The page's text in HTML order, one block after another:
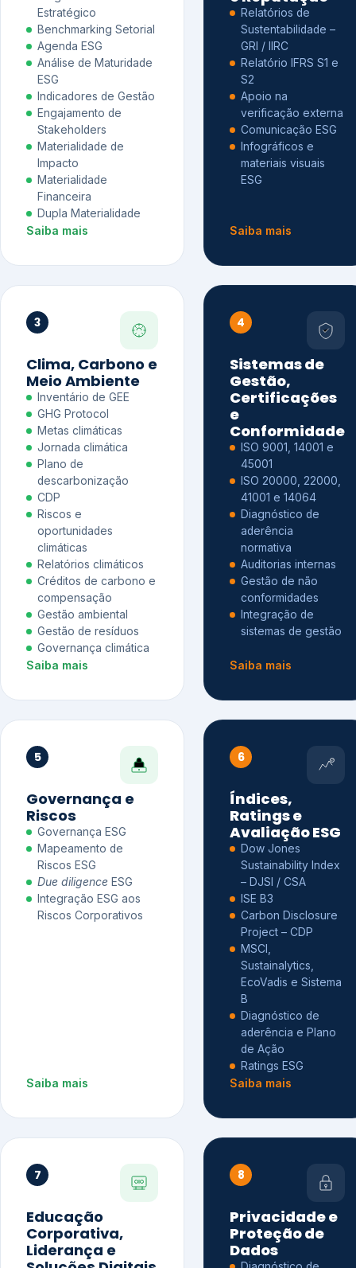
Estratégico
Benchmarking Setorial
Agenda ESG
Análise de Maturidade
ESG
Indicadores de Gestão
Engajamento de
Stakeholders
Materialidade de
Impacto
Materialidade
Financeira
Dupla Materialidade
Saiba mais
Relatórios de
Sustentabilidade –
GRI / IIRC
Relatório IFRS S1 e
S2
Apoio na
verificação externa
Comunicação ESG
Infográficos e
materiais visuais
ESG
Saiba mais
3
Clima, Carbono e
Meio Ambiente
Inventário de GEE
GHG Protocol
Metas climáticas
Jornada climática
Plano de
descarbonização
CDP
Riscos e
oportunidades
climáticas
Relatórios climáticos
Créditos de carbono e
compensação
Gestão ambiental
Gestão de resíduos
Governança climática
Saiba mais
4
Sistemas de
Gestão,
Certificações
e
Conformidade
ISO 9001, 14001 e
45001
ISO 20000, 22000,
41001 e 14064
Diagnóstico de
aderência
normativa
Auditorias internas
Gestão de não
conformidades
Integração de
sistemas de gestão
Saiba mais
5
Governança e
Riscos
Governança ESG
Mapeamento de
Riscos ESG
Due diligence ESG
Integração ESG aos
Riscos Corporativos
Saiba mais
6
Índices,
Ratings e
Avaliação ESG
Dow Jones
Sustainability Index
– DJSI / CSA
ISE B3
Carbon Disclosure
Project – CDP
MSCI,
Sustainalytics,
EcoVadis e Sistema
B
Diagnóstico de
aderência e Plano
de Ação
Ratings ESG
Saiba mais
7
Educação
Corporativa,
Liderança e
8
Privacidade e
Proteção de
Dados